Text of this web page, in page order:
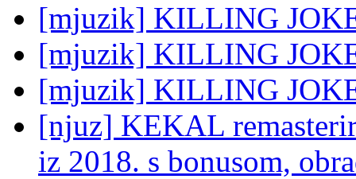
[mjuzik] KILLING
[mjuzik] KILLING
[mjuzik] KILLING
[njuz] KEKAL
iz 2018. s bonusom,